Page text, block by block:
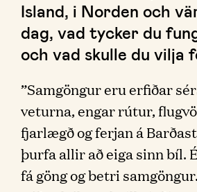
Island, i Norden och
dag, vad tycker du
och vad skulle du vilja
”Samgöngur eru erfiðar
veturna, engar rútur,
fjarlægð og ferjan á
þurfa allir að eiga sinn bíl.
fá göng og betri